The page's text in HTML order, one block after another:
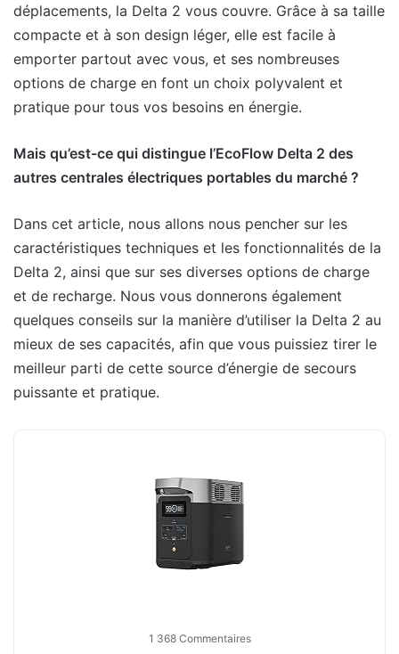
déplacements, la Delta 2 vous couvre. Grâce à sa taille
compacte et à son design léger, elle est facile à
emporter partout avec vous, et ses nombreuses
options de charge en font un choix polyvalent et
pratique pour tous vos besoins en énergie.
Mais qu’est-ce qui distingue l’EcoFlow Delta 2 des
autres centrales électriques portables du marché ?
Dans cet article, nous allons nous pencher sur les
caractéristiques techniques et les fonctionnalités de la
Delta 2, ainsi que sur ses diverses options de charge
et de recharge. Nous vous donnerons également
quelques conseils sur la manière d’utiliser la Delta 2 au
mieux de ses capacités, afin que vous puissiez tirer le
meilleur parti de cette source d’énergie de secours
puissante et pratique.
1 368 Commentaires